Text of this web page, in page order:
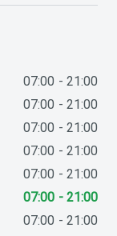
07:00
21:00
07:00
21:00
07:00
21:00
07:00
21:00
07:00
21:00
07:00
21:00
07:00 21:00